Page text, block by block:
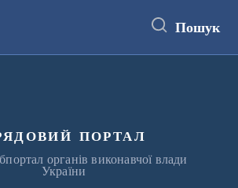
Пошук
портал
органів виконавчої влади
України